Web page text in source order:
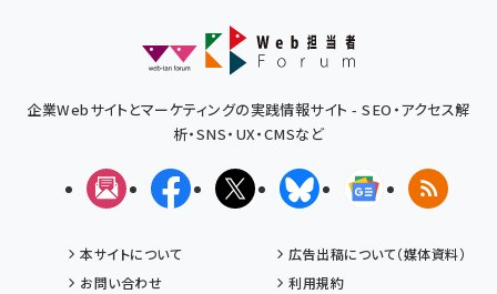
企業Webサイトとマーケティングの実践情報サイト - SEO・アクセス解
析・SNS・UX・CMSなど
メルマガFacebookX(エックス)BlueskyGoogleニュ
RSS
本サイトについて
広告出稿について（媒体資料）
お問い合わせ
利用規約